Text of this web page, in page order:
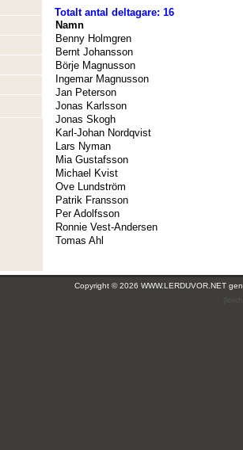
Totalt antal deltagare: 16
Namn
Benny Holmgren
Bernt Johansson
Börje Magnusson
Ingemar Magnusson
Jan Peterson
Jonas Karlsson
Jonas Skogh
Karl-Johan Nordqvist
Lars Nyman
Mia Gustafsson
Michael Kvist
Ove Lundström
Patrik Fransson
Per Adolfsson
Ronnie Vest-Andersen
Tomas Ahl
Copyright © 2026 WWW.LERDUVOR.NET